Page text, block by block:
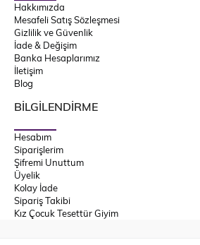
Hakkımızda
Mesafeli Satış Sözleşmesi
Gizlilik ve Güvenlik
İade & Değişim
Banka Hesaplarımız
İletişim
Blog
BİLGİLENDİRME
Hesabım
Siparişlerim
Şifremi Unuttum
Üyelik
Kolay İade
Sipariş Takibi
Kız Çocuk Tesettür Giyim